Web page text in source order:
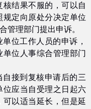
结果不服的，可以自
定向原处分决定单位
管理部门提出申诉。
位工作人员的申诉，
位人事综合管理部门
接到复核申请后的三
应当自受理之日起六
以适当延长，但是延